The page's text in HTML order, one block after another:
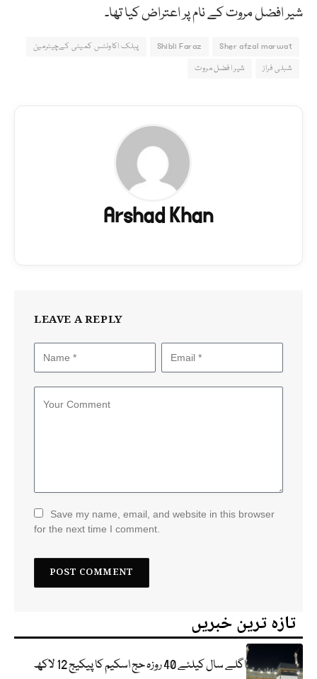
شیر افضل مروت کے نام پر اعتراض کیا تھا۔
Sher afzal marwat
Shibli Faraz
پبلک اکاونٹس کمیٹی کےچیئرمین
شبلی فراز
شیر افضل مروت
Arshad Khan
LEAVE A REPLY
Save my name, email, and website in this browser
for the next time I comment.
تازہ ترین خبریں
اگلے سال کیلئے 40 روزہ حج اسکیم کا پیکیج 12 لاکھ